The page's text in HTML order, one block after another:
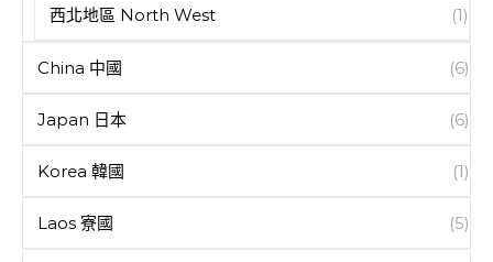
西北地區 North West (1)
China 中國 (6)
Japan 日本 (6)
Korea 韓國 (1)
Laos 寮國 (5)